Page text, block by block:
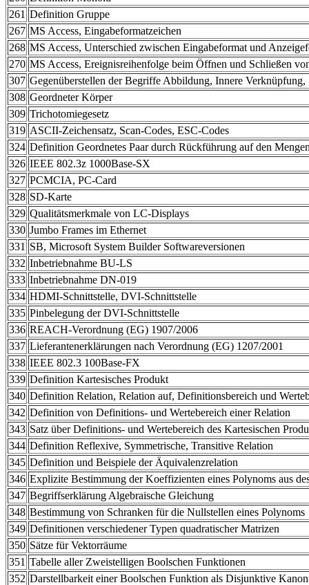
261 Definition Gruppe
267 MS Access, Eingabeformatzeichen
268 MS Access, Unterschied zwischen Eingabeformat und
270 MS Access, Ereignisreihenfolge beim Öffnen und Schließen
307 Gegenüberstellen der Begriffe Abbildung, Innere
308 Geordneter Körper
309 Trichotomiegesetz
319 ASCII-Zeichensatz, Scan-Codes, ESC-Codes
324 Definition Geordnetes Paar durch Rückführung auf den
326 IEEE 802.3z 1000Base-SX
327 PCMCIA, PC-Card
328 SD-Karte
329 Qualitätsmerkmale von LC-Displays
330 Jumbo Frames im Ethernet
331 SB, Microsoft System Builder Softwareversionen
332 Inbetriebnahme BU-LS
333 Inbetriebnahme DN-019
334 HDMI-Schnittstelle, DVI-Schnittstelle
335 Pinbelegung der DVI-Schnittstelle
336 REACH-Verordnung (EG) 1907/2006
337 Lieferantenerklärungen nach Verordnung (EG) 1207/2001
338 IEEE 802.3 100Base-FX
339 Definition Kartesisches Produkt
340 Definition Relation, Relation auf, Definitionsbereich und
342 Definition von Definitions- und Wertebereich einer Relation
343 Satz über Definitions- und Wertebereich des Kartesischen
344 Definition Reflexive, Symmetrische, Transitive Relation
345 Definition und Beispiele der Äquivalenzrelation
346 Explizite Bestimmung der Koeffizienten eines Polynoms aus
347 Begriffserklärung Algebraische Gleichung
348 Bestimmung von Schranken für die Nullstellen eines Polynoms
349 Definitionen verschiedener Typen quadratischer Matrizen
350 Sätze für Vektorräume
351 Tabelle aller Zweistelligen Boolschen Funktionen
352 Darstellbarkeit einer Boolschen Funktion als Disjunktive